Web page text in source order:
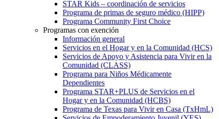
STAR Kids – coordinación de servicios
Programa de primas de seguro médico (HIPP)
Programa Community First Choice
Programas con exención
Información general
Servicios en el Hogar y en la Comunidad (HCS)
Servicios de Apoyo y Asistencia para Vivir en la
Comunidad (CLASS)
Programa para Niños Médicamente
Dependientes
Programa STAR+PLUS de Servicios en el
Hogar y en la Comunidad (HCBS)
Programa de Texas para Vivir en Casa (TxHmL)